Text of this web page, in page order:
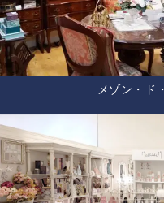
メゾン・ド